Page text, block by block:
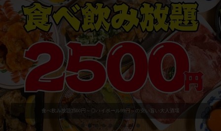
食べ飲み放題2500円～◎ハイボール99円～の安い旨い大人酒場